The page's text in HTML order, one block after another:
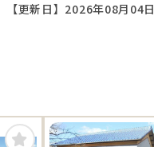
【更新日】2026年08月04日